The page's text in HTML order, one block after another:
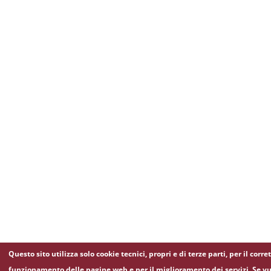
Questo sito utilizza solo cookie tecnici, propri e di terze parti, per il